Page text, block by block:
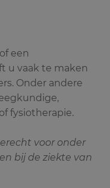
een
u vaak te maken
Onder andere
fysiotherapie.
voor onder
bij de ziekte van